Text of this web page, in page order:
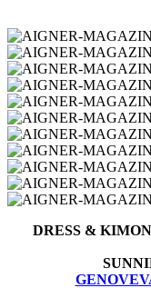
DRESS &